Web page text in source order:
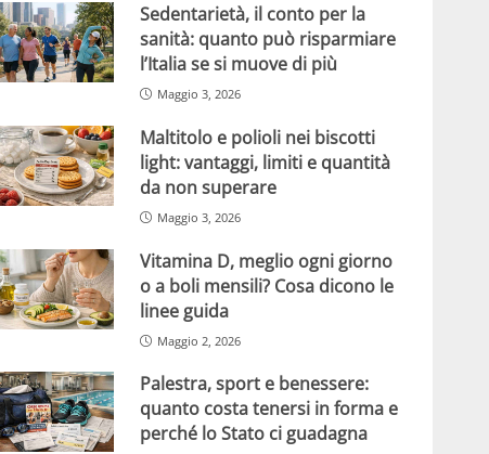
Sedentarietà, il conto per la
sanità: quanto può risparmiare
l’Italia se si muove di più
Maggio 3, 2026
Maltitolo e polioli nei biscotti
light: vantaggi, limiti e quantità
da non superare
Maggio 3, 2026
Vitamina D, meglio ogni giorno
o a boli mensili? Cosa dicono le
linee guida
Maggio 2, 2026
Palestra, sport e benessere:
quanto costa tenersi in forma e
perché lo Stato ci guadagna